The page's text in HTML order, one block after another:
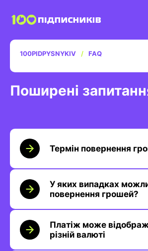
100PIDPYSNYKIV FAQ
Поширені
Термін повернення
У яких випадках
повернення грошей?
Платіж може
різній валюті